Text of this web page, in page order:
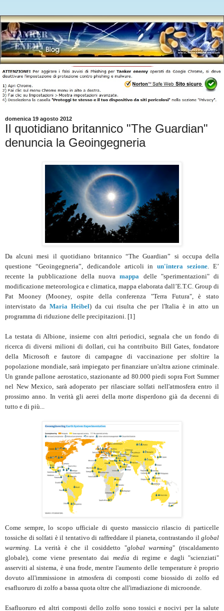
domenica 19 agosto 2012
Il quotidiano britannico "The Guardian"
denuncia la Geoingegneria
Da alcuni mesi il quotidiano britannico “The Guardian” si occupa della
questione “Geoingegneria”, dedicandole articoli inun'intera sezione . E’
recente la pubblicazione della nuovamappa delle "sperimentazioni" di
modificazione meteorologica e climatica, mappa elaborata dall’E.T.C. Group di
Pat Mooney (Mooney, ospite della conferenza "Terra Futura", è stato
intervistato da Maria Heibel) da cui risulta che per l'Italia è in atto un
programma di riduzione delle precipitazioni. [1]
La testata di Albione, insieme con altri periodici, segnala che un fondo di
ricerca di diversi milioni di dollari, cui ha contribuito Bill Gates, fondatore
della Microsoft e fautore di campagne di vaccinazione per sfoltire la
popolazione mondiale, sarà impiegato per finanziare un'altra azione criminale.
Un grande pallone aerostatico, stazionante ad 80.000 piedi sopra Fort Summer
nel New Mexico, sarà adoperato per rilasciare solfati nell'atmosfera entro il
prossimo anno. In verità gli aerei della morte disperdono già da decenni di
tutto e di più...
Come sempre, lo scopo ufficiale di questo massiccio rilascio di particelle
tossiche di solfati è il tentativo di raffreddare il pianeta, contrastando il global
warming . La verità è che il cosiddetto "global warming" (riscaldamento
globale), come viene presentato dai media di regime e dagli "scienziati"
asserviti al sistema, è una frode, mentre l'aumento delle temperature è proprio
dovuto all'immissione in atmosfera di composti come biossido di zolfo ed
esafluoruro di zolfo a bassa quota oltre che all'irradiazione di microonde.
Esafluoruro ed altri composti dello zolfo sono tossici e nocivi per la salute